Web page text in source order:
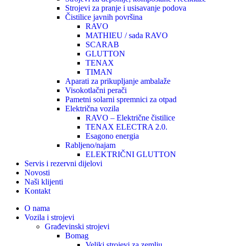
Strojevi za pranje i usisavanje podova
Čistilice javnih površina
RAVO
MATHIEU / sada RAVO
SCARAB
GLUTTON
TENAX
TIMAN
Aparati za prikupljanje ambalaže
Visokotlačni perači
Pametni solarni spremnici za otpad
Električna vozila
RAVO – Električne čistilice
TENAX ELECTRA 2.0.
Esagono energia
Rabljeno/najam
ELEKTRIČNI GLUTTON
Servis i rezervni dijelovi
Novosti
Naši klijenti
Kontakt
O nama
Vozila i strojevi
Građevinski strojevi
Bomag